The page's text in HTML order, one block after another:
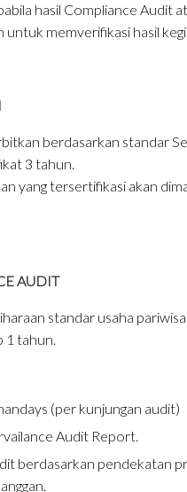
hasil Compliance
untuk memverifikasi hasil
berdasarkan standar
3 tahun.
yang tersertifikasi akan
AUDIT
standar usaha
1 tahun.
(per kunjungan audit)
Audit Report.
berdasarkan pendekatan